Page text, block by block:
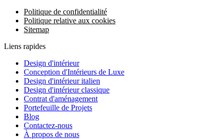
Politique de confidentialité
Politique relative aux cookies
Sitemap
Liens rapides
Design d'intérieur
Conception d'Intérieurs de Luxe
Design d'intérieur italien
Design d'intérieur classique
Contrat d'aménagement
Portefeuille de Projets
Blog
Contactez-nous
À propos de nous